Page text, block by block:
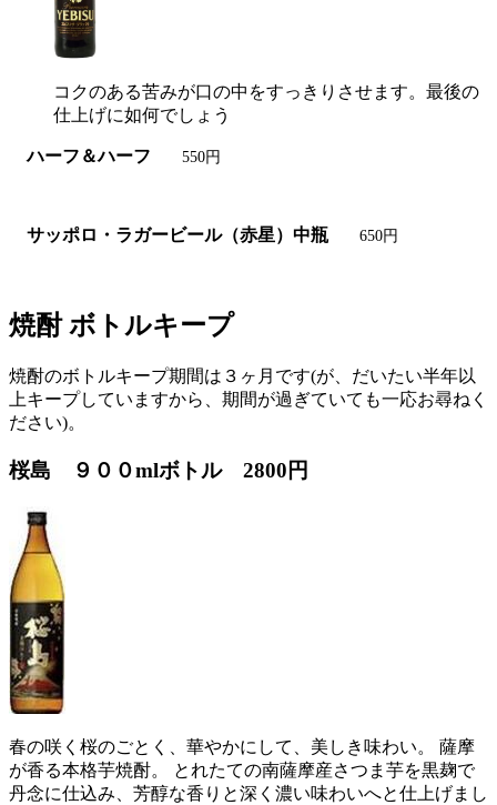
コクのある苦みが口の中をすっきりさせます。最後の
仕上げに如何でしょう
ハーフ＆ハーフ 550円
サッポロ・ラガービール（赤星）中瓶 650円
焼酎 ボトルキープ
焼酎のボトルキープ期間は３ヶ月です(が、だいたい半年以
上キープしていますから、期間が過ぎていても一応お尋ねく
ださい)。
桜島 ９００mlボトル2800円
春の咲く桜のごとく、華やかにして、美しき味わい。 薩摩
が香る本格芋焼酎。 とれたての南薩摩産さつま芋を黒麹で
丹念に仕込み、芳醇な香りと深く濃い味わいへと仕上げまし